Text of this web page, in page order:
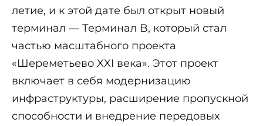
летие, и к этой дате был открыт новый
терминал — Терминал B, который стал
частью масштабного проекта
«Шереметьево XXI века». Этот проект
включает в себя модернизацию
инфраструктуры, расширение пропускной
способности и внедрение передовых